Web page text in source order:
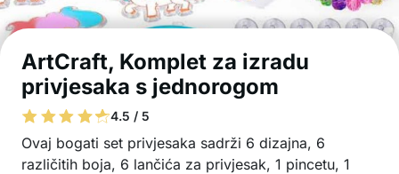
ArtCraft, Komplet za izradu
privjesaka s jednorogom
4.5 / 5
Ovaj bogati set privjesaka sadrži 6 dizajna, 6
različitih boja, 6 lančića za privjesak, 1 pincetu, 1